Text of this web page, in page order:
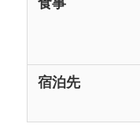
宿泊先